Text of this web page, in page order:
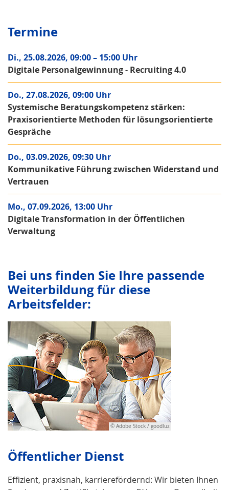
Termine
Di., 25.08.2026, 09:00 – 15:00 Uhr
Digitale Personalgewinnung - Recruiting 4.0
Do., 27.08.2026, 09:00 Uhr
Systemische Beratungskompetenz stärken:
Praxisorientierte Methoden für lösungsorientierte
Gespräche
Do., 03.09.2026, 09:30 Uhr
Kommunikative Führung zwischen Widerstand und
Vertrauen
Mo., 07.09.2026, 13:00 Uhr
Digitale Transformation in der Öffentlichen
Verwaltung
Bei uns finden Sie Ihre passende
Weiterbildung für diese
Arbeitsfelder:
© Adobe Stock / goodluz
Öffentlicher Dienst
Effizient, praxisnah, karrierefördernd: Wir bieten Ihnen